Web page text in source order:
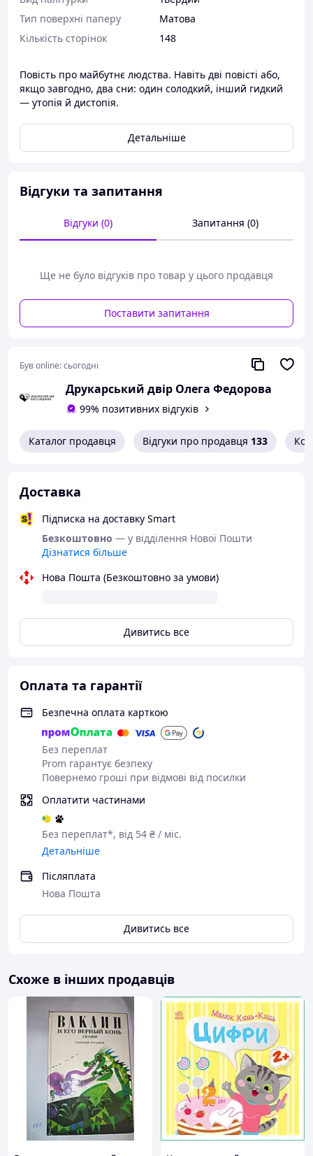
Тип поверхні паперу
Матова
Кількість сторінок
148
Повість про майбутнє людства. Навіть дві повісті або,
якщо завгодно, два сни: один солодкий, інший гидкий
— утопія й дистопія.
Детальніше
Відгуки та запитання
Відгуки (0) Запитання (0)
Ще не було відгуків про товар у цього продавця
Поставити запитання
Був online:сьогодні
Друкарський двір Олега Федорова
99% позитивних відгуків
Каталог продавця Відгуки про продавця 133
Доставка
Підписка на доставку Smart
Безкоштовно — у відділення Нової Пошти
Дізнатися більше
Нова Пошта (Безкоштовно за умови)
Дивитись все
Оплата та гарантії
Безпечна оплата карткою
Без переплат
Prom гарантує безпеку
Повернемо гроші при відмові від посилки
Оплатити частинами
Без переплат*, від 54 ₴ / міс.
Детальніше
Післяплата
Нова Пошта
Дивитись все
Схоже в інших продавців